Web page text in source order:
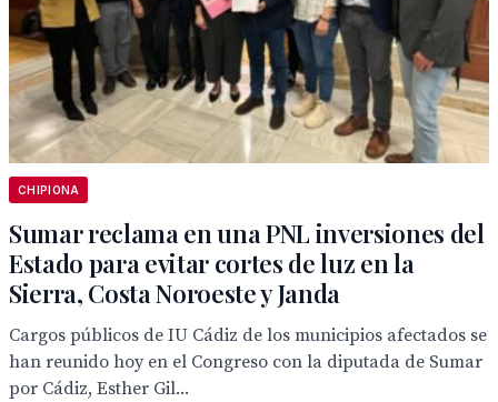
CHIPIONA
Sumar reclama en una PNL inversiones del
Estado para evitar cortes de luz en la
Sierra, Costa Noroeste y Janda
Cargos públicos de IU Cádiz de los municipios afectados se
han reunido hoy en el Congreso con la diputada de Sumar
por Cádiz, Esther Gil...